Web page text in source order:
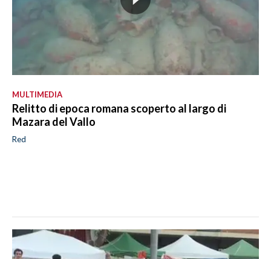
MULTIMEDIA
Relitto di epoca romana scoperto al largo di
Mazara del Vallo
Red